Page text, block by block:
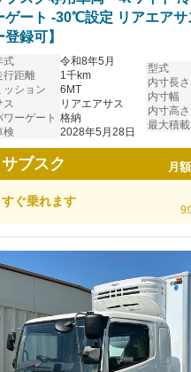
ゲート -30℃設定 リアエアサ
登録可】
式
令和8年5月
行距離
1千km
ッション
6MT
ス
リアエアサス
ワーゲート 格納
検
2028年5月28日
型式
内寸長さ
内寸幅
内寸高さ
最大積載
サブスク 月
すぐ乗れます